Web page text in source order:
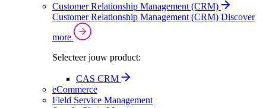
Customer Relationship Management (CRM)
Customer Relationship Management (CRM) Discover
more
Selecteer jouw product:
CAS CRM
eCommerce
Field Service Management